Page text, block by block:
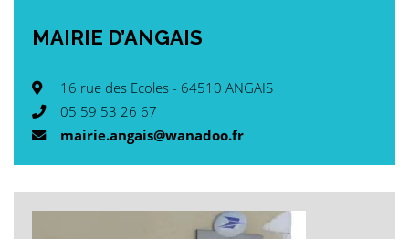
MAIRIE D’ANGAIS
16 rue des Ecoles - 64510 ANGAIS
05 59 53 26 67
mairie.angais@wanadoo.fr